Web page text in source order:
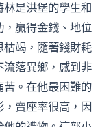
是洪堡的學生和
贏得金錢、地位
竭，隨著錢財耗
流落異鄉，感到非
苦。在他最困難的
賣座率很高，因